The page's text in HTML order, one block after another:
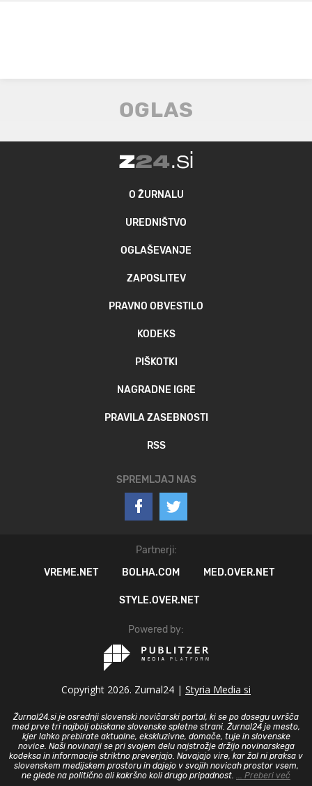
O ŽURNALU
UREDNIŠTVO
OGLAŠEVANJE
ZAPOSLITEV
PRAVNO OBVESTILO
KODEKS
PIŠKOTKI
NAGRADNE IGRE
PRAVILA ZASEBNOSTI
RSS
SPREMLJAJ NAS
Partnerji:
VREME.NET
BOLHA.COM MED.OVER.NET
STYLE.OVER.NET
Powered by:
Copyright 2026. Zurnal24 | Styria Media si
Žurnal24.si je osrednji slovenski novičarski portal, ki se po dosegu uvršča
med prve tri najbolj obiskane slovenske spletne strani. Žurnal24 je mesto,
kjer lahko prebirate aktualne, ekskluzivne, domače, tuje in slovenske
novice. Naši novinarji se pri svojem delu najstrožje držijo novinarskega
kodeksa in informacije striktno preverjajo. Navajajo vire, kar žal ni praksa v
slovenskem medijskem prostoru in dajejo v svojih novicah prostor vsem,
ne glede na politično ali kakršno koli drugo pripadnost. ... Preberi več